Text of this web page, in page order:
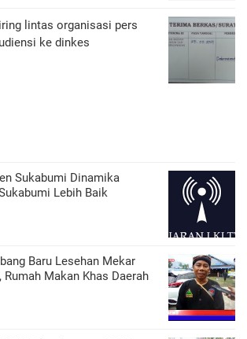
lintas organisasi pers
ke dinkes
Sukabumi Dinamika
Lebih Baik
Baru Lesehan Mekar
Rumah Makan Khas Daerah